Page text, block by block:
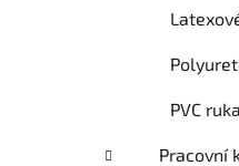
PVC
Pracovní